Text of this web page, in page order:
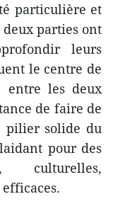
particulière et
parties ont
leurs
le centre de
entre les deux
de faire de
pilier solide du
pour des
culturelles,